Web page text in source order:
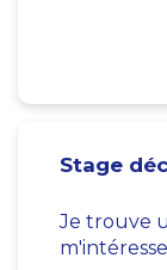
Stage
Je trouve
m'intéresse